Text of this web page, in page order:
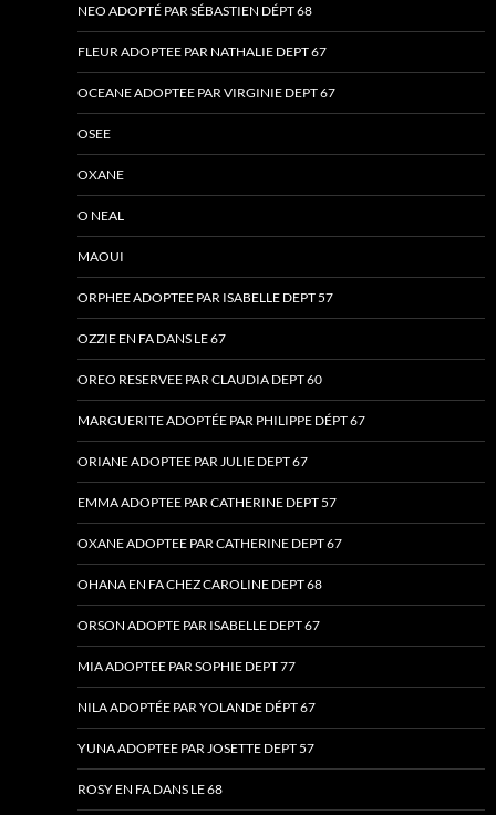
NEO ADOPTÉ PAR SÉBASTIEN DÉPT 68
FLEUR ADOPTEE PAR NATHALIE DEPT 67
OCEANE ADOPTEE PAR VIRGINIE DEPT 67
OSEE
OXANE
O NEAL
MAOUI
ORPHEE ADOPTEE PAR ISABELLE DEPT 57
OZZIE EN FA DANS LE 67
OREO RESERVEE PAR CLAUDIA DEPT 60
MARGUERITE ADOPTÉE PAR PHILIPPE DÉPT 67
ORIANE ADOPTEE PAR JULIE DEPT 67
EMMA ADOPTEE PAR CATHERINE DEPT 57
OXANE ADOPTEE PAR CATHERINE DEPT 67
OHANA EN FA CHEZ CAROLINE DEPT 68
ORSON ADOPTE PAR ISABELLE DEPT 67
MIA ADOPTEE PAR SOPHIE DEPT 77
NILA ADOPTÉE PAR YOLANDE DÉPT 67
YUNA ADOPTEE PAR JOSETTE DEPT 57
ROSY EN FA DANS LE 68